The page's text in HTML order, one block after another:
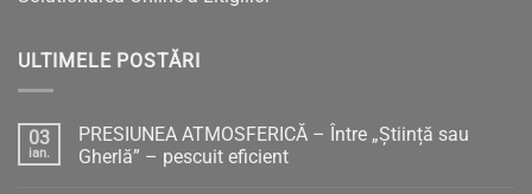
ULTIMELE POSTĂRI
03
ian.
PRESIUNEA ATMOSFERICĂ – Între „Știință sau
Gherlă” – pescuit eficient